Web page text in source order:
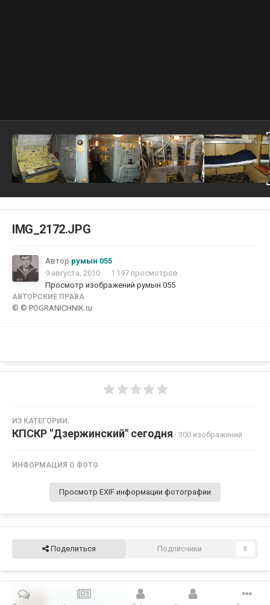
IMG_2172.JPG
Автор румын 055
9 августа, 2010
1 197 просмотров
Просмотр изображений румын 055
АВТОРСКИЕ ПРАВА
© © POGRANICHNIK.ru
ИЗ КАТЕГОРИИ:
КПСКР "Дзержинский" сегодня · 300 изображений
ИНФОРМАЦИЯ О ФОТО
Просмотр EXIF информации фотографии
Поделиться Подписчики 0
Дз Владимир